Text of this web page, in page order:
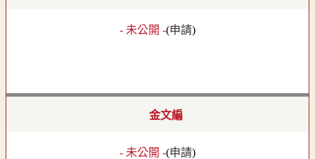
- 未公開 -(申請)
金文編
- 未公開 -(申請)